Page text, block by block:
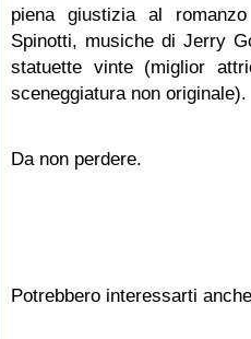
piena giustizia al
Spinotti, musiche di Jerry
statuette vinte (miglior
sceneggiatura non originale).
Da non perdere.
Potrebbero interessarti